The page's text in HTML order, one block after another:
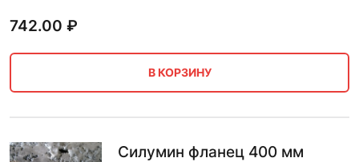
742.00 ₽
В КОРЗИНУ
Силумин фланец 400 мм